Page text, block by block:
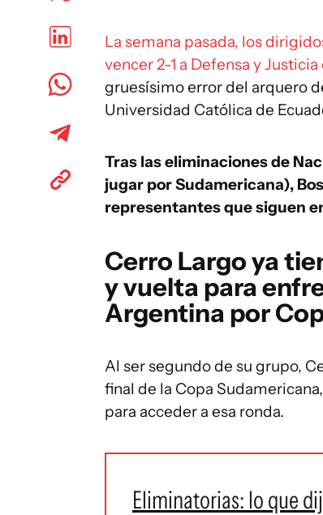
La semana pasada, los
vencer 2-1 a Defensa y
gruesísimo error del arquero
Universidad Católica de
Tras las eliminaciones de
jugar por Sudamericana),
representantes que siguen
Cerro Largo ya
y vuelta para
Argentina por
Al ser segundo de su grupo,
final de la Copa
para acceder a esa ronda.
Eliminatorias: lo que